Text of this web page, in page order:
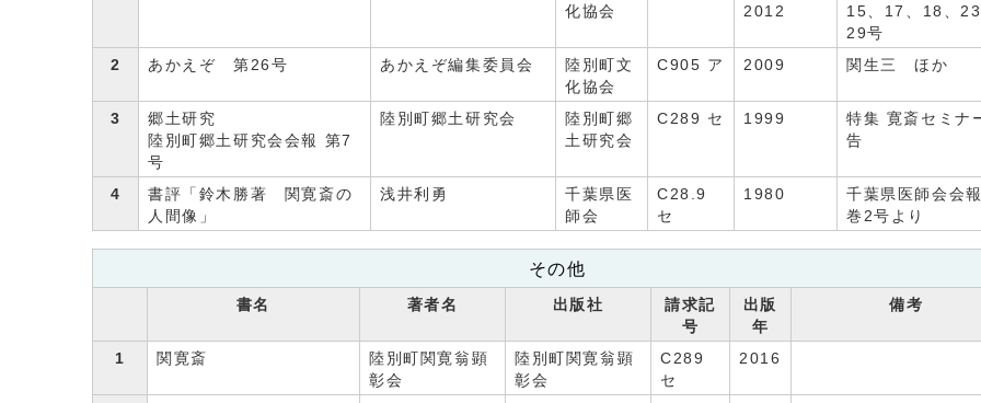
化協会
2012
15、17、18、
29号
2
あかえぞ 第26号 あかえぞ編集委員会
陸別町文
化協会
C905 ア 2009 関生三 ほか
3
郷土研究
陸別町郷土研究会会報 第7
号
陸別町郷土研究会
陸別町郷
土研究会
C289 セ 1999
特集 寛斎セミナ
告
4
書評「鈴木勝著 関寛斎の
人間像」
浅井利勇
千葉県医
師会
C28.9
セ
1980
千葉県医師会会
巻2号より
その他
書名 著者名 出版社
請求記
号
出版
年
備考
1 関寛斎
陸別町関寛翁顕
彰会
陸別町関寛翁顕
彰会
C289
セ
2016